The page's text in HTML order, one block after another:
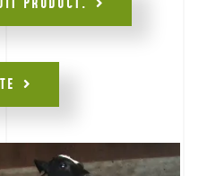
PRODUCT.